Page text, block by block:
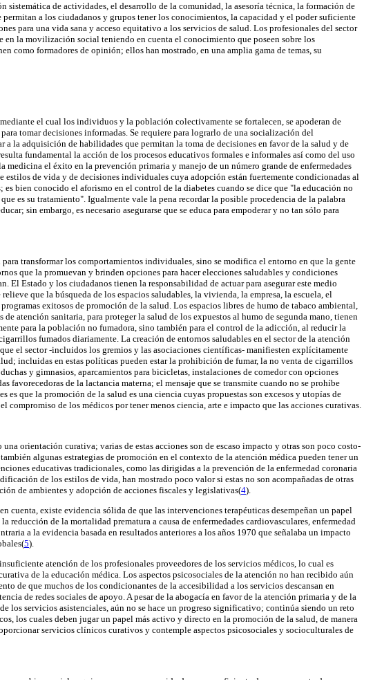
de actividades, el desarrollo de la comunidad, la asesoría técnica, la formación de
a los ciudadanos y grupos tener los conocimientos, la capacidad y el poder suficiente
para una vida sana y acceso equitativo a los servicios de salud. Los profesionales del sector
en la movilización social teniendo en cuenta el conocimiento que poseen sobre los
como formadores de opinión; ellos han mostrado, en una amplia gama de temas, su
el cual los individuos y la población colectivamente se fortalecen, se apoderan de
tomar decisiones informadas. Se requiere para lograrlo de una socialización del
la adquisición de habilidades que permitan la toma de decisiones en favor de la salud y de
fundamental la acción de los procesos educativos formales e informales así como del uso
medicina el éxito en la prevención primaria y manejo de un número grande de enfermedades
estilos de vida y de decisiones individuales cuya adopción están fuertemente condicionadas al
bien conocido el aforismo en el control de la diabetes cuando se dice que "la educación no
es su tratamiento". Igualmente vale la pena recordar la posible procedencia de la palabra
sin embargo, es necesario asegurarse que se educa para empoderar y no tan sólo para
para transformar los comportamientos individuales, sino se modifica el entorno en que la gente
que la promuevan y brinden opciones para hacer elecciones saludables y condiciones
El Estado y los ciudadanos tienen la responsabilidad de actuar para asegurar este medio
que la búsqueda de los espacios saludables, la vivienda, la empresa, la escuela, el
exitosos de promoción de la salud. Los espacios libres de humo de tabaco ambiental,
de atención sanitaria, para proteger la salud de los expuestos al humo de segunda mano, tienen
para la población no fumadora, sino también para el control de la adicción, al reducir la
fumados diariamente. La creación de entornos saludables en el sector de la atención
el sector -incluidos los gremios y las asociaciones científicas- manifiesten explícitamente
incluidas en estas políticas pueden estar la prohibición de fumar, la no venta de cigarrillos
y gimnasios, aparcamientos para bicicletas, instalaciones de comedor con opciones
favorecedoras de la lactancia materna; el mensaje que se transmite cuando no se prohíbe
es que la promoción de la salud es una ciencia cuyas propuestas son excesos y utopías de
compromiso de los médicos por tener menos ciencia, arte e impacto que las acciones curativas.
orientación curativa; varias de estas acciones son de escaso impacto y otras son poco costo-
algunas estrategias de promoción en el contexto de la atención médica pueden tener un
educativas tradicionales, como las dirigidas a la prevención de la enfermedad coronaria
de los estilos de vida, han mostrado poco valor si estas no son acompañadas de otras
de ambientes y adopción de acciones fiscales y legislativas(4).
cuenta, existe evidencia sólida de que las intervenciones terapéuticas desempeñan un papel
reducción de la mortalidad prematura a causa de enfermedades cardiovasculares, enfermedad
a la evidencia basada en resultados anteriores a los años 1970 que señalaba un impacto
5).
atención de los profesionales proveedores de los servicios médicos, lo cual es
de la educación médica. Los aspectos psicosociales de la atención no han recibido aún
de que muchos de los condicionantes de la accesibilidad a los servicios descansan en
de redes sociales de apoyo. A pesar de la abogacía en favor de la atención primaria y de la
los servicios asistenciales, aún no se hace un progreso significativo; continúa siendo un reto
los cuales deben jugar un papel más activo y directo en la promoción de la salud, de manera
servicios clínicos curativos y contemple aspectos psicosociales y socioculturales de